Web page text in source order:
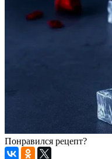
Понравился рецепт?